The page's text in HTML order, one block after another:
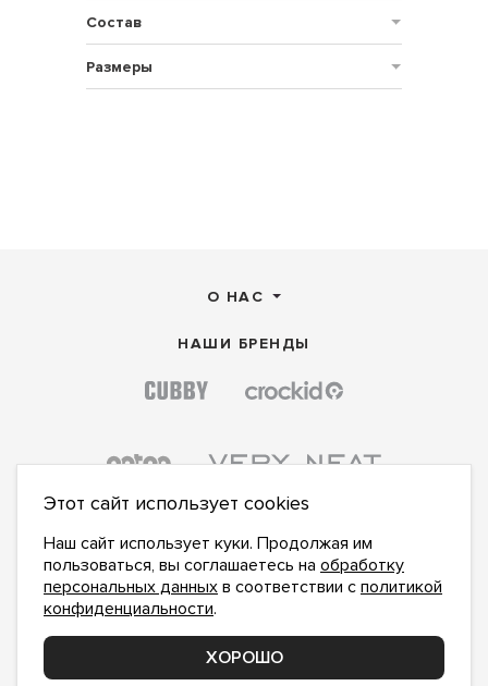
Состав
Размеры
О НАС
НАШИ БРЕНДЫ
ПОДПИСАТЬСЯ НА НОВОСТИ:
сполитикой конфиденциальностиознакомлен и
Этот сайт использует cookies
Наш сайт использует куки. Продолжая им
пользоваться, вы соглашаетесь на обработку
персональных данных в соответствии с политикой
конфиденциальности.
ХОРОШО